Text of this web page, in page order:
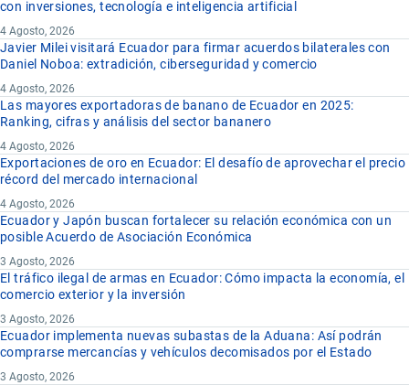
con inversiones, tecnología e inteligencia artificial
4 Agosto, 2026
Javier Milei visitará Ecuador para firmar acuerdos bilaterales con
Daniel Noboa: extradición, ciberseguridad y comercio
4 Agosto, 2026
Las mayores exportadoras de banano de Ecuador en 2025:
Ranking, cifras y análisis del sector bananero
4 Agosto, 2026
Exportaciones de oro en Ecuador: El desafío de aprovechar el precio
récord del mercado internacional
4 Agosto, 2026
Ecuador y Japón buscan fortalecer su relación económica con un
posible Acuerdo de Asociación Económica
3 Agosto, 2026
El tráfico ilegal de armas en Ecuador: Cómo impacta la economía, el
comercio exterior y la inversión
3 Agosto, 2026
Ecuador implementa nuevas subastas de la Aduana: Así podrán
comprarse mercancías y vehículos decomisados por el Estado
3 Agosto, 2026